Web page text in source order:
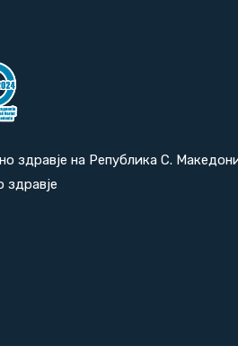
здравје на Република С.
здравје